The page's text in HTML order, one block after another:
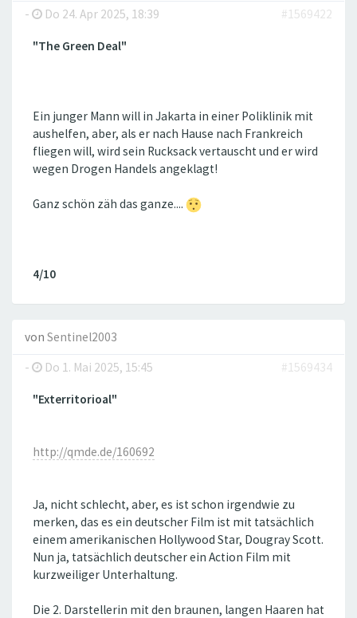
-
Do 24. Apr 2025, 18:39 #1569422
"The Green Deal"
Ein junger Mann will in Jakarta in einer Poliklinik mit
aushelfen, aber, als er nach Hause nach Frankreich
fliegen will, wird sein Rucksack vertauscht und er wird
wegen Drogen Handels angeklagt!
Ganz schön zäh das ganze....
4/10
von Sentinel2003
-
Do 1. Mai 2025, 15:45 #1569434
"Exterritorioal"
http://qmde.de/160692
Ja, nicht schlecht, aber, es ist schon irgendwie zu
merken, das es ein deutscher Film ist mit tatsächlich
einem amerikanischen Hollywood Star, Dougray Scott.
Nun ja, tatsächlich deutscher ein Action Film mit
kurzweiliger Unterhaltung.
Die 2. Darstellerin mit den braunen, langen Haaren hat